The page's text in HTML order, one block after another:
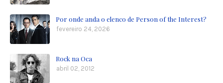
Por onde anda o elenco de Person of the Interest?
fevereiro 24, 2026
Rock na Oca
abril 02, 2012